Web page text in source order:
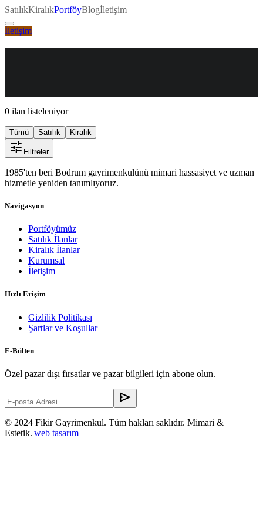
SatılıkKiralıkPortföyBlogİletişim
İletişim
0 ilan listeleniyor
Tümü Satılık Kiralık
tune Filtreler
1985'ten beri Bodrum gayrimenkulünü mimari hassasiyet ve uzman
hizmetle yeniden tanımlıyoruz.
Navigasyon
Portföyümüz
Satılık İlanlar
Kiralık İlanlar
Kurumsal
İletişim
Hızlı Erişim
Gizlilik Politikası
Şartlar ve Koşullar
E-Bülten
Özel pazar dışı fırsatlar ve pazar bilgileri için abone olun.
send
© 2024 Fikir Gayrimenkul. Tüm hakları saklıdır. Mimari &
Estetik.|web tasarım